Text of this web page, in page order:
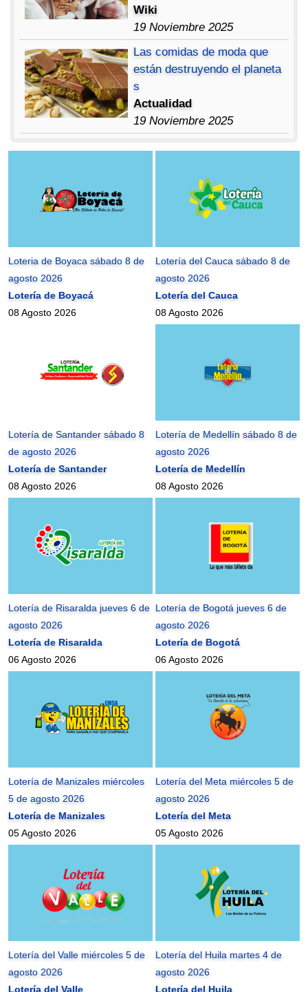
Wiki
19 Noviembre 2025
Las comidas de moda que
están destruyendo el planeta
s
Actualidad
19 Noviembre 2025
Loteria de Boyaca sábado 8 de
agosto 2026
Lotería de Boyacá
08 Agosto 2026
Lotería del Cauca sábado 8 de
agosto 2026
Lotería del Cauca
08 Agosto 2026
Lotería de Santander sábado 8
de agosto 2026
Lotería de Santander
08 Agosto 2026
Lotería de Medellín sábado 8 de
agosto 2026
Lotería de Medellín
08 Agosto 2026
Lotería de Risaralda jueves 6 de
agosto 2026
Lotería de Risaralda
06 Agosto 2026
Lotería de Bogotá jueves 6 de
agosto 2026
Lotería de Bogotá
06 Agosto 2026
Lotería de Manizales miércoles
5 de agosto 2026
Lotería de Manizales
05 Agosto 2026
Lotería del Meta miércoles 5 de
agosto 2026
Lotería del Meta
05 Agosto 2026
Lotería del Valle miércoles 5 de
agosto 2026
Lotería del Valle
Lotería del Huila martes 4 de
agosto 2026
Lotería del Huila